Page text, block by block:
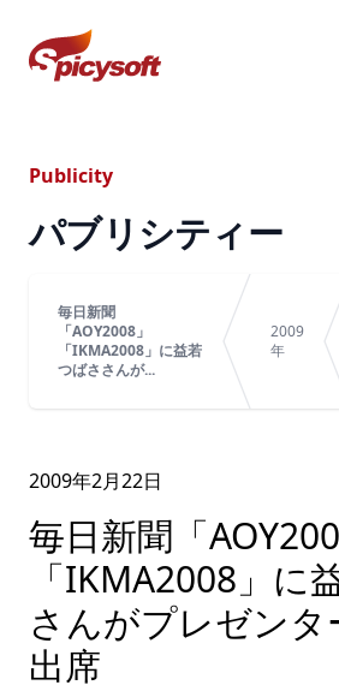
スパイシーソフト株式会社
Publicity
パブリシティー
毎日新聞
「AOY2008」
「IKMA2008」に益若
つばささんが...
2009
年
2009年2月22日
毎日新聞「
「IKMA2008」に
さんがプレゼンタ
出席